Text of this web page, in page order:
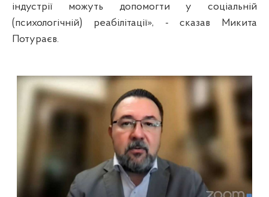
індустрії можуть допомогти у соціальній
(психологічній) реабілітації», - сказав Микита
Потураєв.